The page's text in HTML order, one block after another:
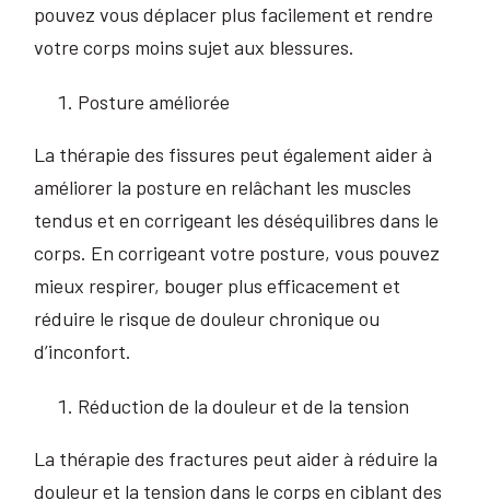
pouvez vous déplacer plus facilement et rendre
votre corps moins sujet aux blessures.
Posture améliorée
La thérapie des fissures peut également aider à
améliorer la posture en relâchant les muscles
tendus et en corrigeant les déséquilibres dans le
corps. En corrigeant votre posture, vous pouvez
mieux respirer, bouger plus efficacement et
réduire le risque de douleur chronique ou
d’inconfort.
Réduction de la douleur et de la tension
La thérapie des fractures peut aider à réduire la
douleur et la tension dans le corps en ciblant des